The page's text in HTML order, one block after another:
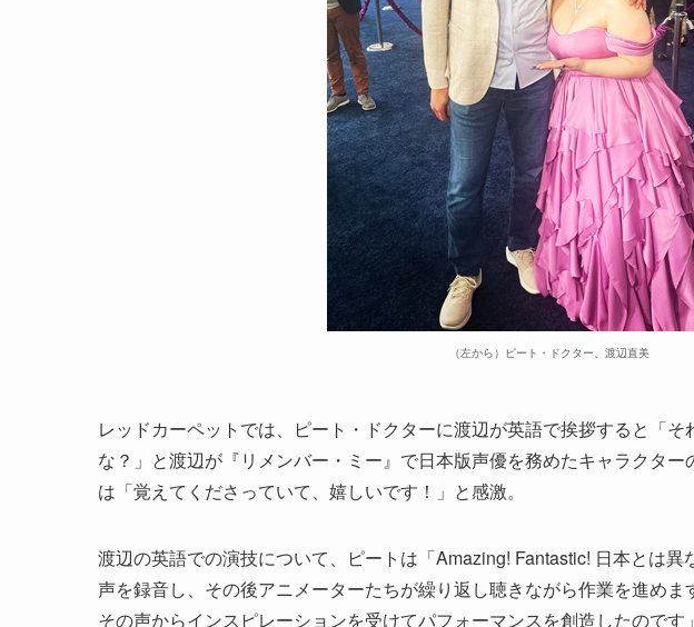
（左から）ピート・ドクター、渡辺直美
レッドカーペットでは、ピート・ドクターに渡辺が英語で挨拶すると「
な？」と渡辺が『リメンバー・ミー』で日本版声優を務めたキャラクタ
は「覚えてくださっていて、嬉しいです！」と感激。
渡辺の英語での演技について、ピートは「Amazing! Fantastic! 日本とは
声を録音し、その後アニメーターたちが繰り返し聴きながら作業を進めま
その声からインスピレーションを受けてパフォーマンスを創造したのです